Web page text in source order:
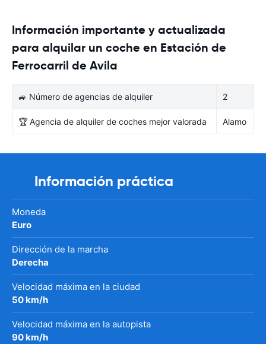
Información importante y actualizada
para alquilar un coche en Estación de
Ferrocarril de Avila
🚙 Número de agencias de alquiler 2
🏆 Agencia de alquiler de coches mejor valorada Alamo
Información práctica
Moneda
Euro
Dirección de la marcha
Derecha
Velocidad máxima en la ciudad
50 km/h
Velocidad máxima en la autopista
90 km/h